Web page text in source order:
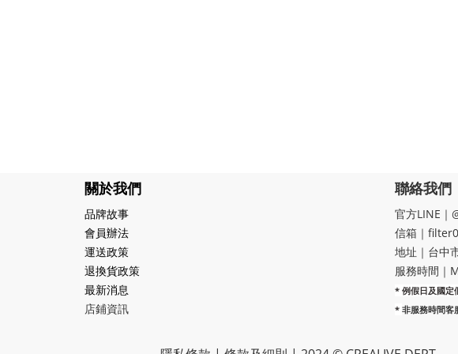
關於我們
品牌故事
會員辦法
運送政策
退換貨政策
最新消息
店鋪資訊
聯絡我們
官方LINE｜
信箱｜
地址｜​台中
服務時間｜
* 例假日及國定
* 非服務時間客